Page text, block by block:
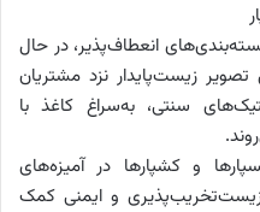
انعطاف‌پذیر، در حال
زیست‌پایدار نزد مشتریان
سنتی، به‌سراغ کاغذ با
و کشپارها در آمیزه‌های
زیست‌تخریب‌پذیری و ایمنی کمک